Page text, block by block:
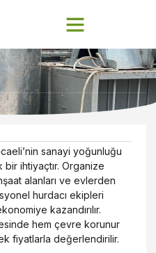
sanayi yoğunluğu
ihtiyaçtır. Organize
alanları ve evlerden
hurdacı ekipleri
kazandırılır.
hem çevre korunur
fiyatlarla değerlendirilir.